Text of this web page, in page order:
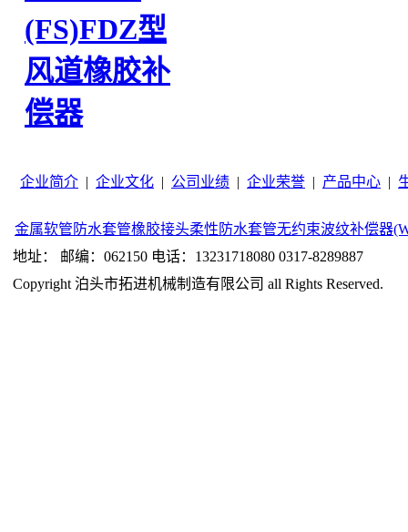
(FS)FDZ型
风道橡胶补
偿器
企业简介 | 企业文化 | 公司业绩 | 企业荣誉 | 产品中心 |
金属软管 防水套管橡胶接头柔性防水套管无约束波纹补偿器
地址： 邮编：062150 电话：13231718080 0317-8289887
Copyright 泊头市拓进机械制造有限公司 all Rights Reserved.